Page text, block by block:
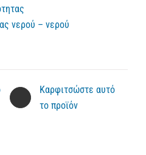
νερού – νερού
Καρφιτσώστε αυτό
το προϊόν